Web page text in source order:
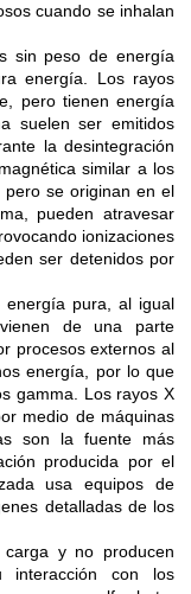
cuando se inhalan
sin peso de energía
energía. Los rayos
pero tienen energía
suelen ser emitidos
la desintegración
similar a los
se originan en el
pueden atravesar
ionizaciones
ser detenidos por
energía pura, al igual
de una parte
procesos externos al
energía, por lo que
gamma. Los rayos X
medio de máquinas
son la fuente más
producida por el
usa equipos de
detalladas de los
y no producen
interacción con los